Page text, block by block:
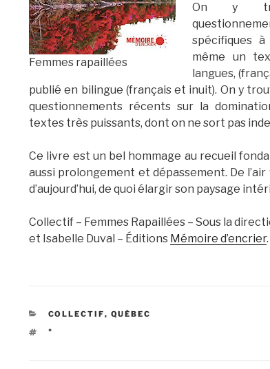
Femmes rapaillées
On y
spécifiques
même un
langues,
publié en bilingue (français et inuit). On y
questionnements récents sur la
textes très puissants, dont on ne sort pas
Ce livre est un bel hommage au recueil
aussi prolongement et dépassement. De
d’aujourd’hui, de quoi élargir son paysage
Collectif – Femmes Rapaillées – Sous la
et Isabelle Duval – Éditions Mémoire d’encrier
CATÉGORIES
COLLECTIF, QUÉBEC
ÉTIQUETTES
°